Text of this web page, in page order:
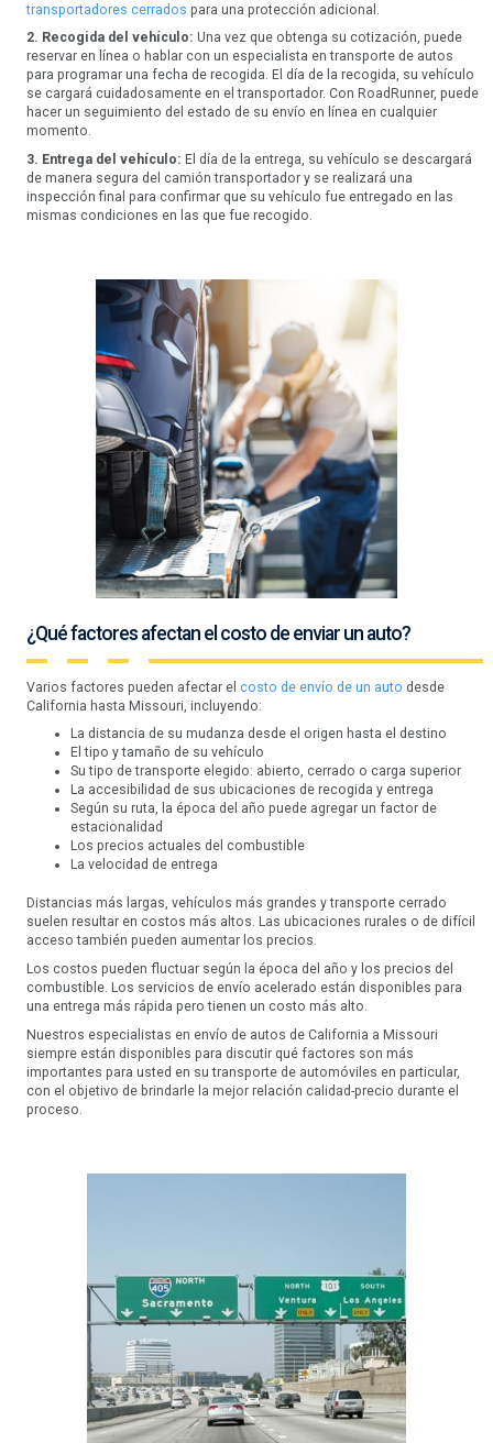
transportadores cerrados para una protección adicional.
2. Recogida del vehículo: Una vez que obtenga su cotización, puede
reservar en línea o hablar con un especialista en transporte de autos
para programar una fecha de recogida. El día de la recogida, su vehículo
se cargará cuidadosamente en el transportador. Con RoadRunner, puede
hacer un seguimiento del estado de su envío en línea en cualquier
momento.
3. Entrega del vehículo: El día de la entrega, su vehículo se descargará
de manera segura del camión transportador y se realizará una
inspección final para confirmar que su vehículo fue entregado en las
mismas condiciones en las que fue recogido.
¿Qué factores afectan el costo de enviar un auto?
Varios factores pueden afectar el costo de envío de un auto desde
California hasta Missouri, incluyendo:
La distancia de su mudanza desde el origen hasta el destino
El tipo y tamaño de su vehículo
Su tipo de transporte elegido: abierto, cerrado o carga superior
La accesibilidad de sus ubicaciones de recogida y entrega
Según su ruta, la época del año puede agregar un factor de
estacionalidad
Los precios actuales del combustible
La velocidad de entrega
Distancias más largas, vehículos más grandes y transporte cerrado
suelen resultar en costos más altos. Las ubicaciones rurales o de difícil
acceso también pueden aumentar los precios.
Los costos pueden fluctuar según la época del año y los precios del
combustible. Los servicios de envío acelerado están disponibles para
una entrega más rápida pero tienen un costo más alto.
Nuestros especialistas en envío de autos de California a Missouri
siempre están disponibles para discutir qué factores son más
importantes para usted en su transporte de automóviles en particular,
con el objetivo de brindarle la mejor relación calidad-precio durante el
proceso.